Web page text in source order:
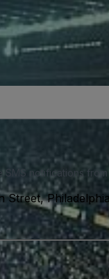
SMS notifications